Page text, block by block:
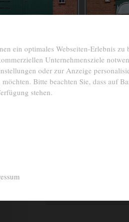
LEISTUNG
ein optimales Webseiten-Erlebnis
Unternehmensziele
oder zur Anzeige
Bitte beachten Sie, dass auf
stehen.